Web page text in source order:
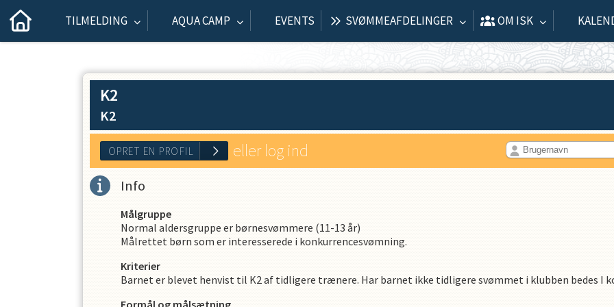
TILMELDING AQUA CAMP EVENTS SVØMMEAFDELINGER OM ISK
K2
K2
OPRET EN PROFIL
eller log ind
Info
Målgruppe
Normal aldersgruppe er børnesvømmere (11-13 år)
Målrettet børn som er interesserede i konkurrencesvømning.
Kriterier
Barnet er blevet henvist til K2 af tidligere trænere. Har barnet ikke tidligere svømmet i klubben bedes I
Formål og målsætning